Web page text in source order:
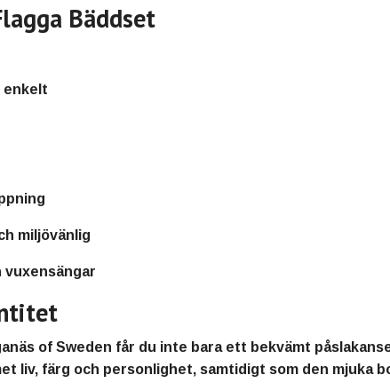
Bäddset
enkelt
miljövänlig
vuxensängar
of Sweden får du inte bara ett bekvämt
liv, färg och personlighet, samtidigt som den